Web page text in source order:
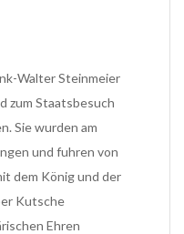
Walter Steinmeier
zum Staatsbesuch
Sie wurden am
und fuhren von
dem König und der
Kutsche
Ehren